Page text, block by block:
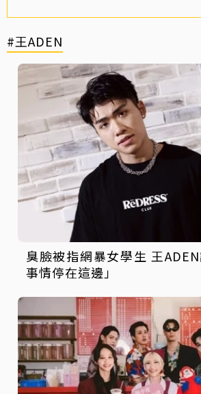
#王ADEN
臭臉被指網暴女學生 王
事情停在這邊」